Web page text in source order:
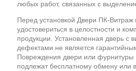
любых работ, связанных с
Перед установкой Двери ПК-Витраж
удостовериться в целостности и
продукции. Установленная дверь с
дефектами не является
Повреждения двери или фурнитуры
подлежат бесплатному обмену или